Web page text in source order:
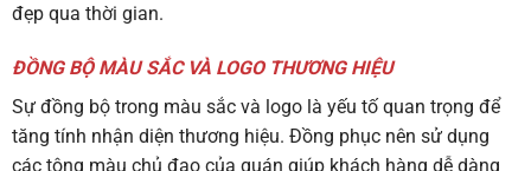
đẹp qua thời gian.
ĐỒNG BỘ MÀU SẮC VÀ LOGO THƯƠNG HIỆU
Sự đồng bộ trong màu sắc và logo là yếu tố quan trọng để
tăng tính nhận diện thương hiệu. Đồng phục nên sử dụng
các tông màu chủ đạo của quán giúp khách hàng dễ dàng